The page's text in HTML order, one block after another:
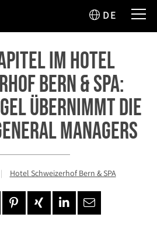
DE
im Hotel
Bern & Spa:
übernimmt die
Managers
Hotel Schweizerhof Bern & SPA